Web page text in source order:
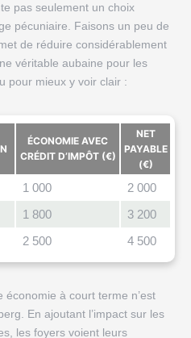
pas seulement un choix
pécuniaire. Faisons un peu de
de réduire considérablement
véritable aubaine pour les
pour mieux y voir clair :
ÉCONOMIE AVEC
CRÉDIT D’IMPÔT (€)
NET
PAYABLE
(€)
1 000
2 000
1 800
3 200
2 500 4 500
économie à court terme n’est
En ajoutant l’impact sur les
les foyers voient leurs